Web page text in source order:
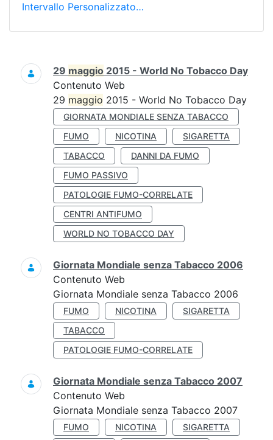
Intervallo Personalizzato…
Ricerca
29 maggio 2015 - World No Tobacco Day
Contenuto Web
29 maggio 2015 - World No Tobacco Day
GIORNATA MONDIALE SENZA TABACCO
FUMO
NICOTINA
SIGARETTA
TABACCO
DANNI DA FUMO
FUMO PASSIVO
PATOLOGIE FUMO-CORRELATE
CENTRI ANTIFUMO
WORLD NO TOBACCO DAY
Giornata Mondiale senza Tabacco 2006
Contenuto Web
Giornata Mondiale senza Tabacco 2006
FUMO NICOTINA
SIGARETTA
TABACCO
PATOLOGIE FUMO-CORRELATE
Giornata Mondiale senza Tabacco 2007
Contenuto Web
Giornata Mondiale senza Tabacco 2007
FUMO NICOTINA SIGARETTA